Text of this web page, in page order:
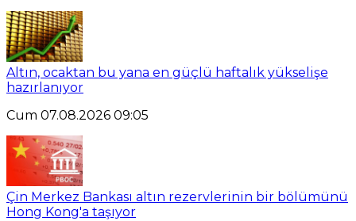
Altın, ocaktan bu yana en güçlü haftalık yükselişe
hazırlanıyor
Cum 07.08.2026 09:05
Çin Merkez Bankası altın rezervlerinin bir bölümünü
Hong Kong'a taşıyor